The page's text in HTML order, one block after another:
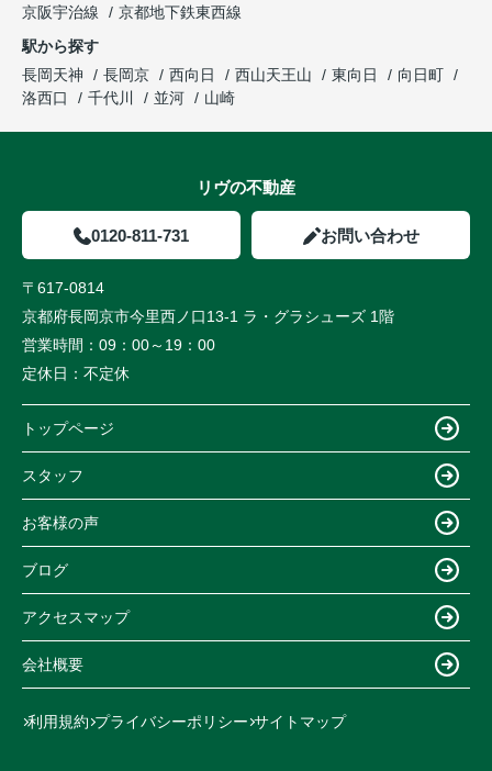
京阪宇治線
京都地下鉄東西線
駅から探す
長岡天神
長岡京 西向日 西山天王山 東向日
向日町
洛西口
千代川 並河 山崎
リヴの不動産
0120-811-731 お問い合わせ
〒617-0814
京都府長岡京市今里西ノ口13-1 ラ・グラシューズ 1階
営業時間： 09：00～19：00
定休日： 不定休
トップページ
スタッフ
お客様の声
ブログ
アクセスマップ
会社概要
利用規約 プライバシーポリシー サイトマップ